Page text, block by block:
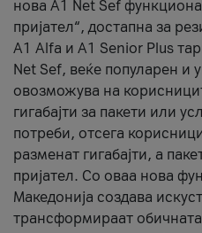
нова A1 Net Sef
пријател“, достапна за
А1 Alfa и A1 Senior Plus
Net Sef, веќе популарен и
овозможува на
гигабајти за пакети или
потреби, отсега
разменат гигабајти, а
пријател. Со оваа нова
Македонија создава
трансформираат